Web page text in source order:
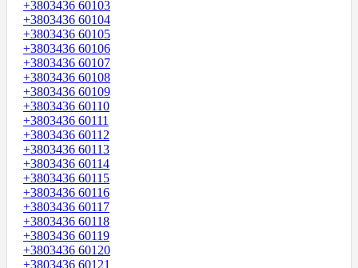
+3803436 60103
+3803436 60104
+3803436 60105
+3803436 60106
+3803436 60107
+3803436 60108
+3803436 60109
+3803436 60110
+3803436 60111
+3803436 60112
+3803436 60113
+3803436 60114
+3803436 60115
+3803436 60116
+3803436 60117
+3803436 60118
+3803436 60119
+3803436 60120
+3803436 60121